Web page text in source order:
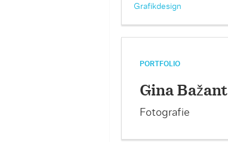
Grafikdesign
PORTFOLIO
Gina Bažant
Fotografie